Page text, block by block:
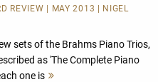
REVIEW | MAY 2013 | NIGEL
sets of the Brahms Piano Trios,
as 'The Complete Piano
one is